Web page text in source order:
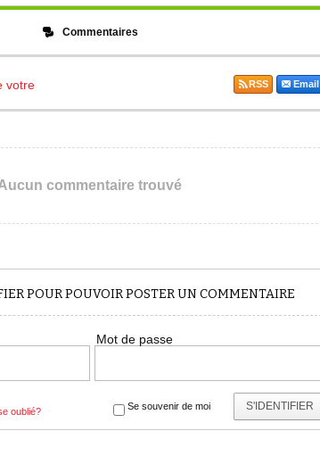
Commentaires
votre Email
RSS
commentaire trouvé
POUR POUVOIR POSTER UN COMMENTAIRE
Mot de passe
S'IDENTIFIER
Se souvenir de moi
oublié?